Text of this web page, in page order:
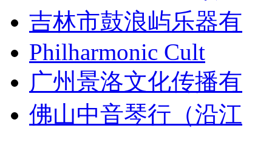
吉林市鼓浪屿乐器有
Philharmonic Cult
广州景洛文化传播有
佛山中音琴行（沿江